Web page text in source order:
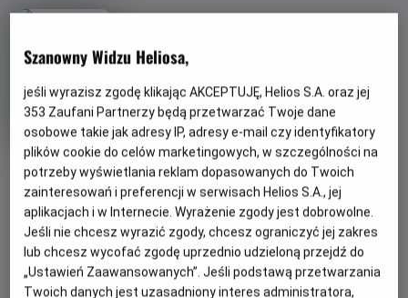
Cwaniaki z Hollywood
Oryginalny
tytuł
The Comeback Trail Gatunek
Komedia / Akcja
Minimalny
wiek
Od 15 lat
Czas
trwania
103 min
Kraj
i
rok
produkcji
USA
OCENA HELIOS
5.5
PREMIERA
16 lipca 2021
REŻYSERIA
George Gallo
SCENARIUSZ
Josh Posner, George Gallo
WIĘCEJ SZCZEGÓŁÓW
WYBIERZ SWOJE KINO
ABY ZOBACZYĆ GODZINY SEANSÓW
Szanowny Widzu Heliosa,
jeśli wyrazisz zgodę klikając AKCEPTUJĘ, Helios S.A. oraz jej
353 Zaufani Partnerzy będą przetwarzać Twoje dane
osobowe takie jak adresy IP, adresy e-mail czy identyfikatory
plików cookie do celów marketingowych, w szczególności na
potrzeby wyświetlania reklam dopasowanych do Twoich
zainteresowań i preferencji w serwisach Helios S.A., jej
aplikacjach i w Internecie. Wyrażenie zgody jest dobrowolne.
Jeśli nie chcesz wyrazić zgody, chcesz ograniczyć jej zakres
lub chcesz wycofać zgodę uprzednio udzieloną przejdź do
„Ustawień Zaawansowanych”. Jeśli podstawą przetwarzania
Twoich danych jest uzasadniony interes administratora,